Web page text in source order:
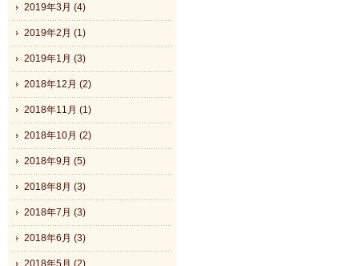
2019年3月 (4)
2019年2月 (1)
2019年1月 (3)
2018年12月 (2)
2018年11月 (1)
2018年10月 (2)
2018年9月 (5)
2018年8月 (3)
2018年7月 (3)
2018年6月 (3)
2018年5月 (2)